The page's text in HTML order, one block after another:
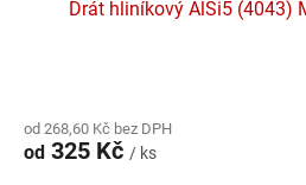
Drát hliníkový AlSi5 (4043)
produktu
je
od 268,60 Kč bez DPH
od 325 Kč / ks